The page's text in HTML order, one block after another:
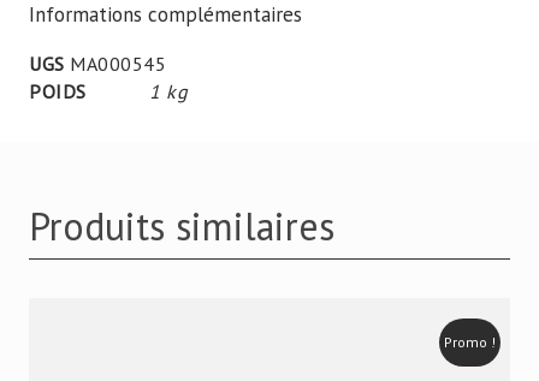
Informations complémentaires
UGS MA000545
POIDS
1 kg
Produits similaires
Promo !